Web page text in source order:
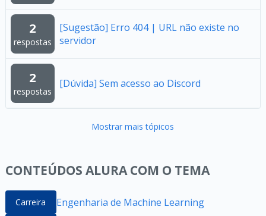
2
respostas
[Sugestão] Erro 404 | URL não existe no
servidor
2
respostas
[Dúvida] Sem acesso ao Discord
Mostrar mais tópicos
CONTEÚDOS ALURA COM O TEMA
Carreira Engenharia de Machine Learning